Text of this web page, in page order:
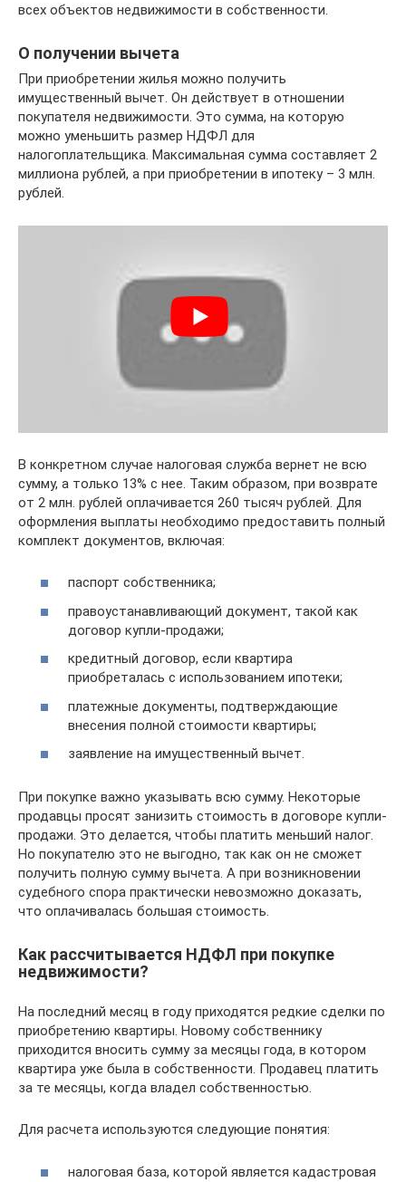
всех объектов недвижимости в собственности.
О получении вычета
При приобретении жилья можно получить
имущественный вычет. Он действует в отношении
покупателя недвижимости. Это сумма, на которую
можно уменьшить размер НДФЛ для
налогоплательщика. Максимальная сумма составляет 2
миллиона рублей, а при приобретении в ипотеку – 3 млн.
рублей.
В конкретном случае налоговая служба вернет не всю
сумму, а только 13% с нее. Таким образом, при возврате
от 2 млн. рублей оплачивается 260 тысяч рублей. Для
оформления выплаты необходимо предоставить полный
комплект документов, включая:
паспорт собственника;
правоустанавливающий документ, такой как
договор купли-продажи;
кредитный договор, если квартира
приобреталась с использованием ипотеки;
платежные документы, подтверждающие
внесения полной стоимости квартиры;
заявление на имущественный вычет.
При покупке важно указывать всю сумму. Некоторые
продавцы просят занизить стоимость в договоре купли-
продажи. Это делается, чтобы платить меньший налог.
Но покупателю это не выгодно, так как он не сможет
получить полную сумму вычета. А при возникновении
судебного спора практически невозможно доказать,
что оплачивалась большая стоимость.
Как рассчитывается НДФЛ при покупке
недвижимости?
На последний месяц в году приходятся редкие сделки по
приобретению квартиры. Новому собственнику
приходится вносить сумму за месяцы года, в котором
квартира уже была в собственности. Продавец платить
за те месяцы, когда владел собственностью.
Для расчета используются следующие понятия:
налоговая база, которой является кадастровая